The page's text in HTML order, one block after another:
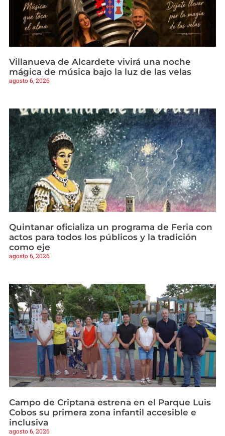
Villanueva de Alcardete vivirá una noche
mágica de música bajo la luz de las velas
agosto 6, 2026
Quintanar oficializa un programa de Feria con
actos para todos los públicos y la tradición
como eje
agosto 6, 2026
Campo de Criptana estrena en el Parque Luis
Cobos su primera zona infantil accesible e
inclusiva
agosto 6, 2026